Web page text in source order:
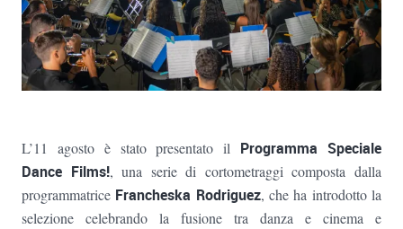
L’11 agosto è stato presentato il Programma Speciale
Dance Films!, una serie di cortometraggi composta dalla
programmatrice Francheska Rodriguez, che ha introdotto la
selezione celebrando la fusione tra danza e cinema e